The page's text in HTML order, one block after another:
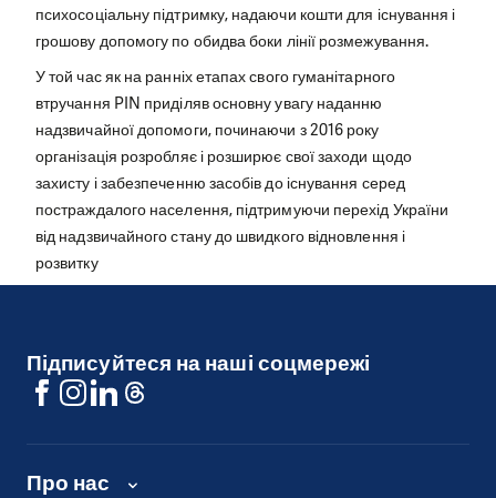
психосоціальну підтримку, надаючи кошти для існування і
грошову допомогу по обидва боки лінії розмежування.
У той час як на ранніх етапах свого гуманітарного
втручання PIN приділяв основну увагу наданню
надзвичайної допомоги, починаючи з 2016 року
організація розробляє і розширює свої заходи щодо
захисту і забезпеченню засобів до існування серед
постраждалого населення, підтримуючи перехід України
від надзвичайного стану до швидкого відновлення і
розвитку
Підписуйтеся на наші соцмережі
Про нас